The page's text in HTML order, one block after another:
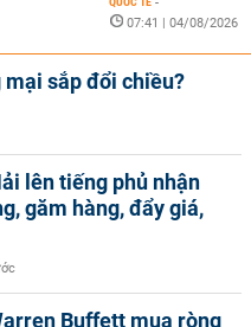
07:41 | 04/08/2026
mại sắp đổi chiều?
lên tiếng phủ nhận
găm hàng, đẩy giá,
Buffett mua ròng